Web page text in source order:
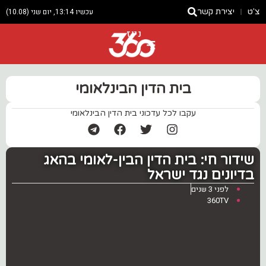
צ'ט יצירת קשר עכשיו 13:14, יום שני (10.08)
ניוז
בית הדין הבינלאומי
עקבו לכל עדכוני בית הדין הבינלאומי
שידור חי: בית הדין הבין-לאומי בהאג
בדיונים נגד ישראל
לפני 3 שנים
360TV